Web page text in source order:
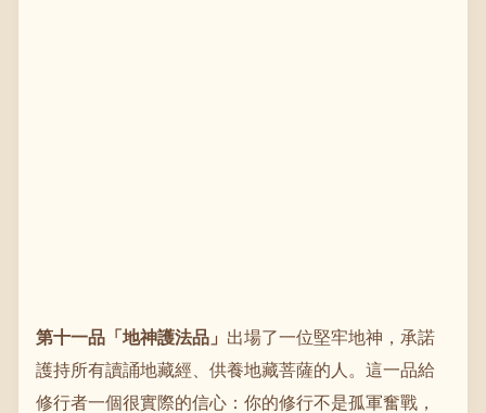
第十一品「地神護法品」 出場了一位堅牢地神，承諾
護持所有讀誦地藏經、供養地藏菩薩的人。這一品給
修行者一個很實際的信心：你的修行不是孤軍奮戰，